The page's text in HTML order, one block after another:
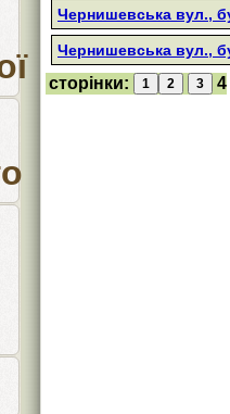
Чернишевська вул.,
Чернишевська вул.,
сторінки: 4